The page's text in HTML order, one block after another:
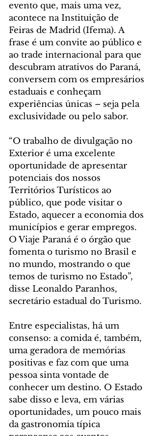
evento que, mais uma vez,
acontece na Instituição de
Feiras de Madrid (Ifema). A
frase é um convite ao público e
ao trade internacional para que
descubram atrativos do Paraná,
conversem com os empresários
estaduais e conheçam
experiências únicas – seja pela
exclusividade ou pelo sabor.
“O trabalho de divulgação no
Exterior é uma excelente
oportunidade de apresentar
potenciais dos nossos
Territórios Turísticos ao
público, que pode visitar o
Estado, aquecer a economia dos
municípios e gerar empregos.
O Viaje Paraná é o órgão que
fomenta o turismo no Brasil e
no mundo, mostrando o que
temos de turismo no Estado”,
disse Leonaldo Paranhos,
secretário estadual do Turismo.
Entre especialistas, há um
consenso: a comida é, também,
uma geradora de memórias
positivas e faz com que uma
pessoa sinta vontade de
conhecer um destino. O Estado
sabe disso e leva, em várias
oportunidades, um pouco mais
da gastronomia típica